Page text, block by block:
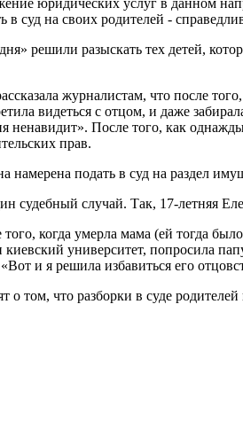
в суд на своих родителей -
решили разыскать тех детей,
журналистам, что после
видеться с отцом, и даже
ненавидит». После того, как
прав.
намерена подать в суд на раздел
судебный случай. Так, 17-летняя
того, когда умерла мама (ей тогда
киевский университет, попросила
и я решила избавиться его
о том, что разборки в суде